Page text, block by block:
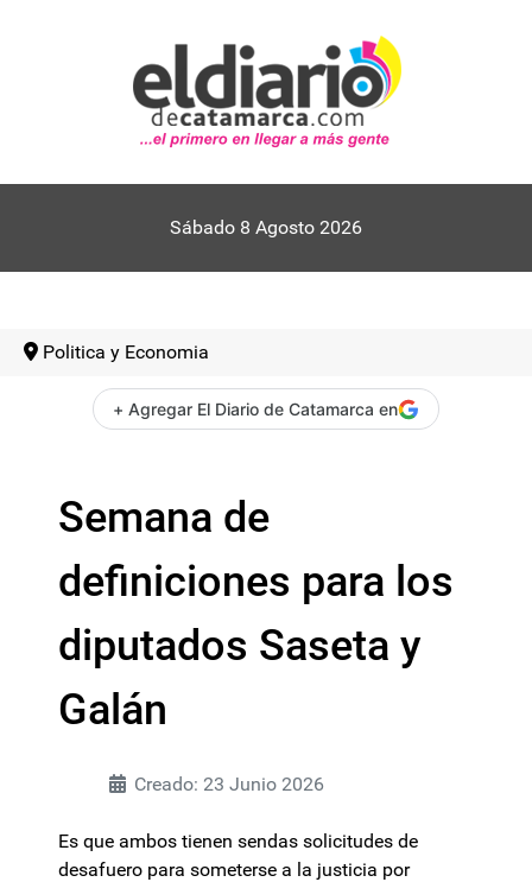
Sábado 8 Agosto 2026
Politica y Economia
+ Agregar El Diario de Catamarca en
Semana de
definiciones para los
diputados Saseta y
Galán
Creado: 23 Junio 2026
Es que ambos tienen sendas solicitudes de
desafuero para someterse a la justicia por